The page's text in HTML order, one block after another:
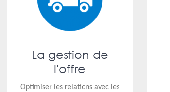
La gestion de
l'offre
Optimiser les relations avec les